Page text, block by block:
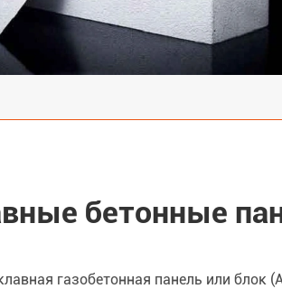
бетонные
газобетонная панель или блок